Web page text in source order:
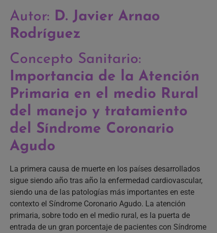
Autor: D. Javier Arnao
Rodríguez
Concepto Sanitario:
Importancia de la Atención
Primaria en el medio Rural
del manejo y tratamiento
del Síndrome Coronario
Agudo
La primera causa de muerte en los países desarrollados
sigue siendo año tras año la enfermedad cardiovascular,
siendo una de las patologías más importantes en este
contexto el Síndrome Coronario Agudo. La atención
primaria, sobre todo en el medio rural, es la puerta de
entrada de un gran porcentaje de pacientes con Síndrome